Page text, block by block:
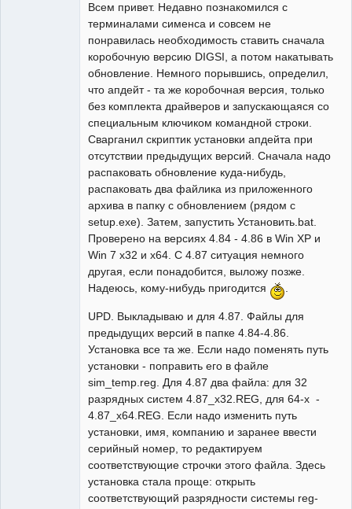
Всем привет. Недавно познакомился с
терминалами сименса и совсем не
понравилась необходимость ставить сначала
коробочную версию DIGSI, а потом накатывать
обновление. Немного порывшись, определил,
что апдейт - та же коробочная версия, только
без комплекта драйверов и запускающаяся со
специальным ключиком командной строки.
Сварганил скриптик установки апдейта при
отсутствии предыдущих версий. Сначала надо
распаковать обновление куда-нибудь,
распаковать два файлика из приложенного
архива в папку с обновлением (рядом с
setup.exe). Затем, запустить Установить.bat.
Проверено на версиях 4.84 - 4.86 в Win XP и
Win 7 x32 и x64. С 4.87 ситуация немного
другая, если понадобится, выложу позже.
Надеюсь, кому-нибудь пригодится
UPD. Выкладываю и для 4.87. Файлы для
предыдущих версий в папке 4.84-4.86.
Установка все та же. Если надо поменять путь
установки - поправить его в файле
sim_temp.reg. Для 4.87 два файла: для 32
разрядных систем 4.87_x32.REG, для 64-х -
4.87_x64.REG. Если надо изменить путь
установки, имя, компанию и заранее ввести
серийный номер, то редактируем
соответствующие строчки этого файла. Здесь
установка стала проще: открыть
соответствующий разрядности системы reg-